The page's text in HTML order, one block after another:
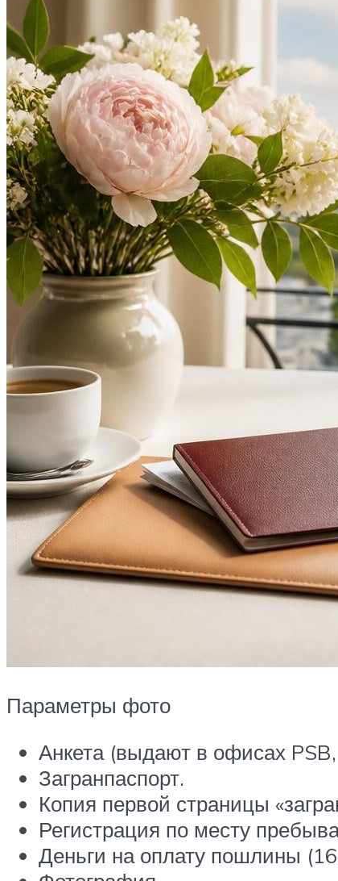
Параметры фото
Анкета (выдают в офисах PSB,
Загранпаспорт.
Копия первой страницы
Регистрация по месту
Деньги на оплату пошлины